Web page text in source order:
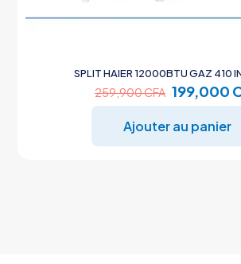
SPLIT HAIER 12000BTU GAZ 410
259,900CFA Le
prix
initial
était :
259,900
199,000
Ajouter au panier